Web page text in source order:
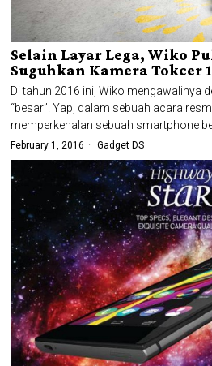
Selain Layar Lega, Wiko
Suguhkan Kamera Tokcer
Di tahun 2016 ini, Wiko mengawalinya
“besar”. Yap, dalam sebuah acara
memperkenalan sebuah smartphone
February 1, 2016 Gadget DS